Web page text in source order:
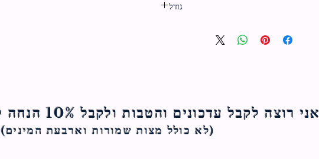
גודל
אני רוצה לקבל עדכונים והטבות ולקבל 10% הנחה להזמנה הראשונה
(לא כולל מצות שמורות וארבעת המינים)